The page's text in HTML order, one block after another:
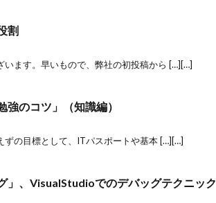
割
います。早いもので、弊社の初投稿から […][…]
強のコツ」（知識編）
ずの目標として、ITパスポートや基本 […][…]
」、VisualStudioでのデバッグテクニック